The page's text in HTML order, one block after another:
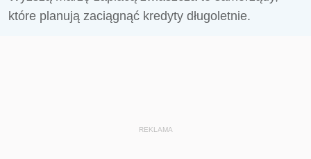
które planują zaciągnąć kredyty długoletnie.
REKLAMA